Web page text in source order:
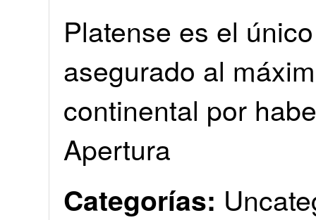
Platense es el
asegurado al
continental por
Apertura
Categorías: